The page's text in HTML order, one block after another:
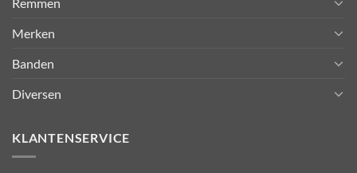
Merken
Banden
Diversen
KLANTENSERVICE